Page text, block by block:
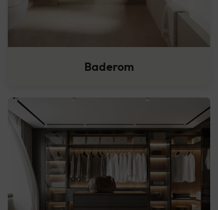
Baderom